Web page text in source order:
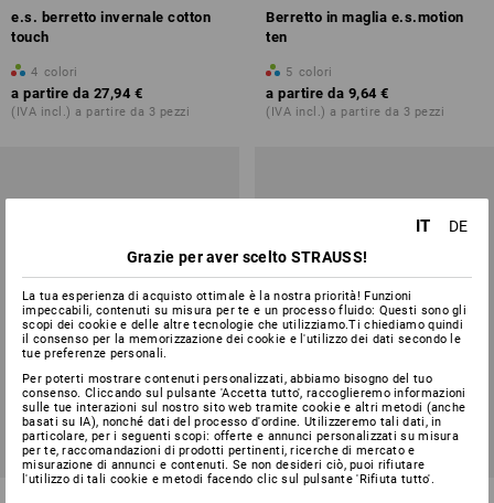
e.s. berretto invernale cotton
touch
4 colori
a partire da 27,94 €
(IVA incl.) a partire da 3 pezzi
Berretto in maglia e.s.motion
ten
5 colori
a partire da 9,64 €
(IVA incl.) a partire da 3 pezzi
IT
DE
Grazie per aver scelto STRAUSS!
La tua esperienza di acquisto ottimale è la nostra priorità! Funzioni
impeccabili, contenuti su misura per te e un processo fluido: Questi sono gli
scopi dei cookie e delle altre tecnologie che utilizziamo.Ti chiediamo quindi
il consenso per la memorizzazione dei cookie e l'utilizzo dei dati secondo le
tue preferenze personali.
Per poterti mostrare contenuti personalizzati, abbiamo bisogno del tuo
consenso. Cliccando sul pulsante 'Accetta tutto', raccoglieremo informazioni
sulle tue interazioni sul nostro sito web tramite cookie e altri metodi (anche
basati su IA), nonché dati del processo d'ordine. Utilizzeremo tali dati, in
particolare, per i seguenti scopi: offerte e annunci personalizzati su misura
per te, raccomandazioni di prodotti pertinenti, ricerche di mercato e
misurazione di annunci e contenuti. Se non desideri ciò, puoi rifiutare
l'utilizzo di tali cookie e metodi facendo clic sul pulsante 'Rifiuta tutto'.